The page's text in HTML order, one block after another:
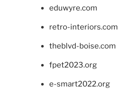
eduwyre.com
retro-interiors.com
theblvd-boise.com
fpet2023.org
e-smart2022.org